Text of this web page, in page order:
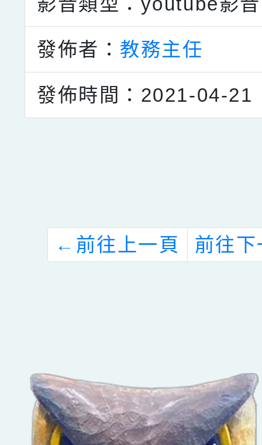
發佈者： 教務主任
發佈時間：2021-04-21
← 前往上一頁 前往下